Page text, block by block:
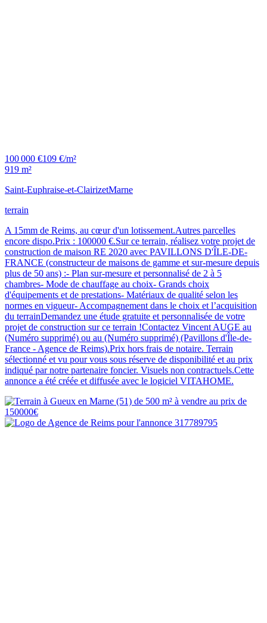
100 000 €109 €/m²
919 m²
Saint-Euphraise-et-ClairizetMarne
terrain
A 15mm de Reims, au cœur d'un lotissement.Autres parcelles
encore dispo.Prix : 100000 €.Sur ce terrain, réalisez votre projet de
construction de maison RE 2020 avec PAVILLONS D'ÎLE-DE-
FRANCE (constructeur de maisons de gamme et sur-mesure depuis
plus de 50 ans) :- Plan sur-mesure et personnalisé de 2 à 5
chambres- Mode de chauffage au choix- Grands choix
d'équipements et de prestations- Matériaux de qualité selon les
normes en vigueur- Accompagnement dans le choix et l’acquisition
du terrainDemandez une étude gratuite et personnalisée de votre
projet de construction sur ce terrain !Contactez Vincent AUGE au
(Numéro supprimé) ou au (Numéro supprimé) (Pavillons d'Île-de-
France - Agence de Reims).Prix hors frais de notaire. Terrain
sélectionné et vu pour vous sous réserve de disponibilité et au prix
indiqué par notre partenaire foncier. Visuels non contractuels.Cette
annonce a été créée et diffusée avec le logiciel VITAHOME.